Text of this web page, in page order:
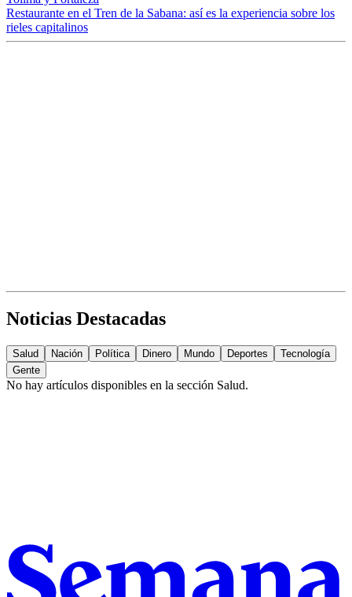
Restaurante en el Tren de la Sabana: así es la experiencia sobre los
rieles capitalinos
Noticias Destacadas
Salud Nación Política Dinero Mundo Deportes
Tecnología
Gente
No hay artículos disponibles en la sección Salud.